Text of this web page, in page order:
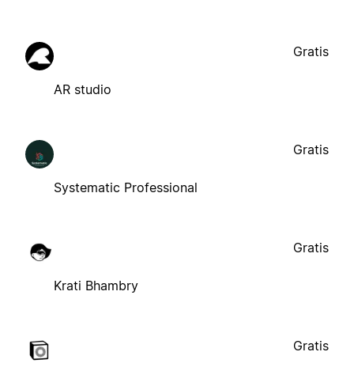
AR studio
Gratis
Systematic Professional
Gratis
Krati Bhambry
Gratis
Gratis